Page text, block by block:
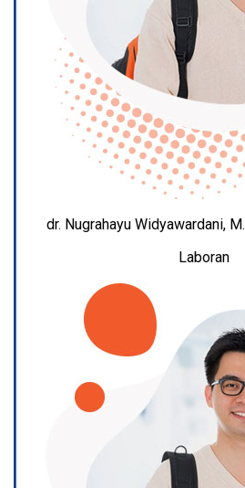
dr. Nugrahayu Widyawardani,
Laboran